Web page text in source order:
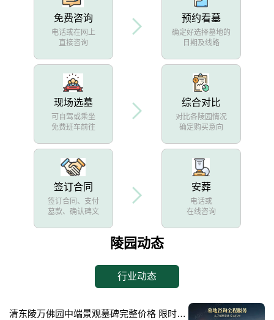
免费咨询
电话或在网上
直接咨询
预约看墓
确定好选择墓地的
日期及线路
现场选墓
可自驾或乘坐
免费班车前往
综合对比
对比各陵园情况
确定购买意向
签订合同
签订合同、支付
墓款、确认碑文
安葬
电话或
在线咨询
陵园动态
行业动态
清东陵万佛园中端景观墓碑完整价格 限时减免多年管理费详解